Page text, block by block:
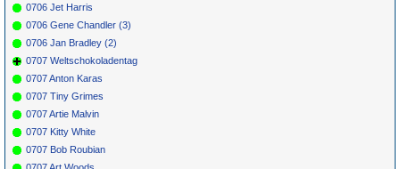
0706 Jet Harris
0706 Gene Chandler (3)
0706 Jan Bradley (2)
0707 Weltschokoladentag
0707 Anton Karas
0707 Tiny Grimes
0707 Artie Malvin
0707 Kitty White
0707 Bob Roubian